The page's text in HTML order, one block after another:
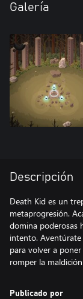
Galería
Descripción
Death Kid es un
metaprogresión.
domina poderosas
intento.
para volver a
romper la
Publicado por